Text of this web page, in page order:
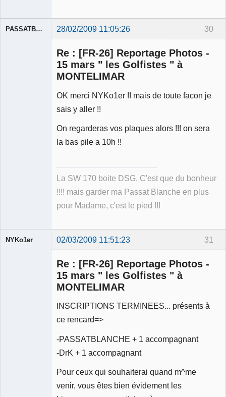
30
PASSATBLANCHE 28/02/2009 11:05:26
Re : [FR-26] Reportage Photos -
15 mars " les Golfistes " à
MONTELIMAR
OK merci NYKo1er !! mais de toute facon je
sais y aller !!
On regarderas vos plaques alors !!! on sera
la bas pile a 10h !!
La SW 170 boite DSG, C'est que du bonheur
!!!! mais garder ma Passat Blanche en plus
pour Madame, c'est le pied !!!
31
NYKo1er 02/03/2009 11:51:23
Re : [FR-26] Reportage Photos -
15 mars " les Golfistes " à
MONTELIMAR
INSCRIPTIONS TERMINEES... présents à
ce rencard=>
-PASSATBLANCHE + 1 accompagnant
-DrK + 1 accompagnant
Pour ceux qui souhaiterai quand m^me
venir, vous êtes bien évidement les